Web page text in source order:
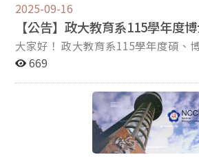
瘤的基因調控與腫瘤微環境分析。研
子醫學方法，探討微型RNA（miRNA
巨噬細胞互動中的關鍵角色，並評估
的可能性。 研究主要與北榮皮膚部及中央大生醫科學與工
現。吳致勳表示，黑色素瘤雖少見但
癌死亡的八成；期望透過跨領域整合
環境的重要機制，並推動診斷與治療
病患照護品質。 教育學系侯永琪教授的研究案重視醫學專
業教育的品質和人才培育及評鑑制度
知名學者教授、心理師，跨文化討論
更有多達十六場精彩豐富的主題論壇
的多場工作坊、以及年會論文及獎項
躍參與報名！ 更多詳情請點選報名連結參閱。
詳細資訊如下，歡迎您點選參閱，踴
際研討會口頭及壁報論文徵稿 金筆獎
實習手札徵選 優秀博碩士論文獎徵選
2025-09-16
【公告】政大教育系115學年度
大家好！ 政大教育系115學年度碩、
於 9月30日 至 10月14日 開始網路報
Education 大家庭！ 敬祝教師節快樂 115學年度碩、博士
甄試招生：https://edu.nccu.edu.tw/
fid=9751&id=35861
669